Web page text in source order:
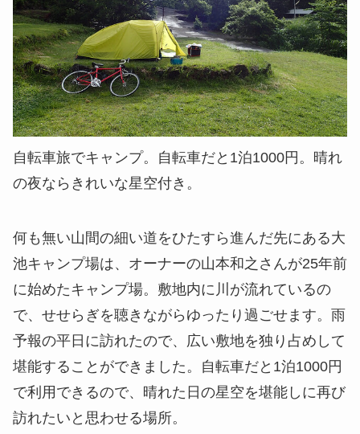
自転車旅でキャンプ。自転車だと1泊1000円。晴れ
の夜ならきれいな星空付き。
何も無い山間の細い道をひたすら進んだ先にある大
池キャンプ場は、オーナーの山本和之さんが25年前
に始めたキャンプ場。敷地内に川が流れているの
で、せせらぎを聴きながらゆったり過ごせます。雨
予報の平日に訪れたので、広い敷地を独り占めして
堪能することができました。自転車だと1泊1000円
で利用できるので、晴れた日の星空を堪能しに再び
訪れたいと思わせる場所。